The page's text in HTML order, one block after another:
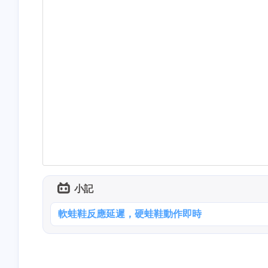
小記
軟蛙鞋反應延遲，硬蛙鞋動作即時